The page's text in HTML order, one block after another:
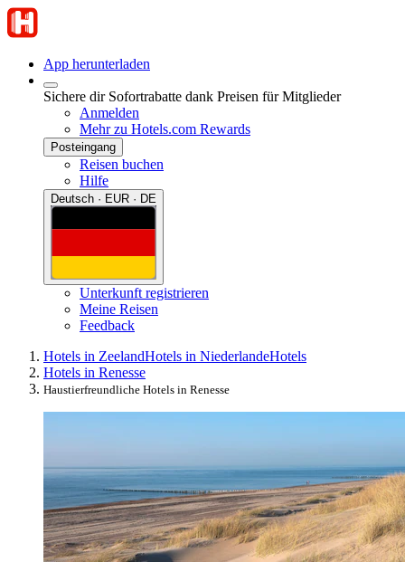
App herunterladen
Sichere dir Sofortrabatte dank Preisen für Mitglieder
Anmelden
Mehr zu Hotels.com Rewards
Posteingang
Reisen buchen
Hilfe
Deutsch · EUR · DE
Unterkunft registrieren
Meine Reisen
Feedback
Hotels in ZeelandHotels in NiederlandeHotels
Hotels in Renesse
Haustierfreundliche Hotels in Renesse